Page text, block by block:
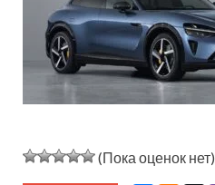
(Пока оценок нет)